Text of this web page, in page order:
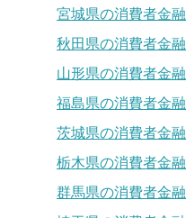
宮城県の消費者金融
秋田県の消費者金融
山形県の消費者金融
福島県の消費者金融
茨城県の消費者金融
栃木県の消費者金融
群馬県の消費者金融